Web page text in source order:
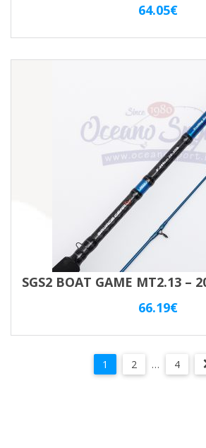
64.05€
66.19€
1 2 … 4